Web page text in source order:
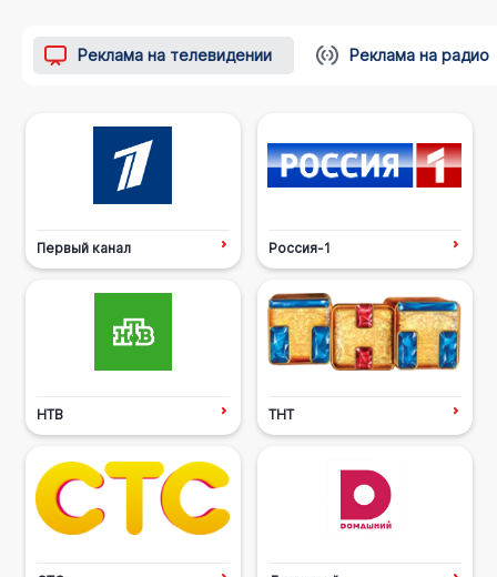
Реклама на телевидении Реклама на радио
Первый канал Россия-1
НТВ ТНТ